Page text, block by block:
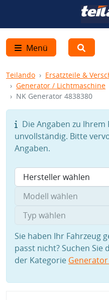
Menü
Teilando Ersatzteile &
Generator / Lichtmaschine
NK Generator 4838380
Die Angaben zu Ihrem
unvollständig. Bitte
Angaben.
Sie haben Ihr Fahrzeug
passt nicht? Suchen Sie
der Kategorie